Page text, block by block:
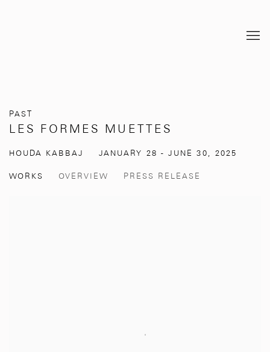
PAST
LES FORMES MUETTES
HOUDA KABBAJ JANUARY 28 - JUNE 30, 2025
WORKS OVERVIEW PRESS RELEASE